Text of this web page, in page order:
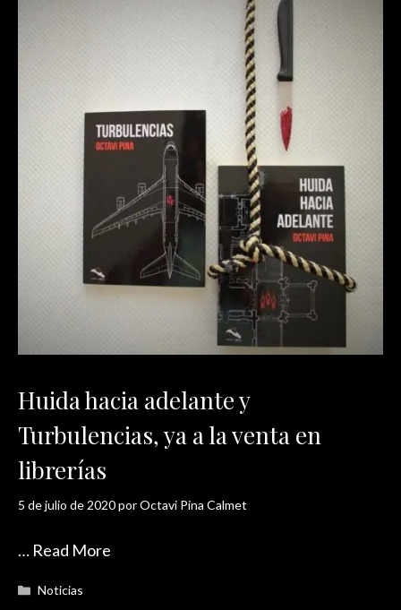
Huida hacia adelante y
Turbulencias, ya a la venta en
librerías
5 de julio de 2020porOctavi Pina Calmet
… Read More
Categorías
Noticias